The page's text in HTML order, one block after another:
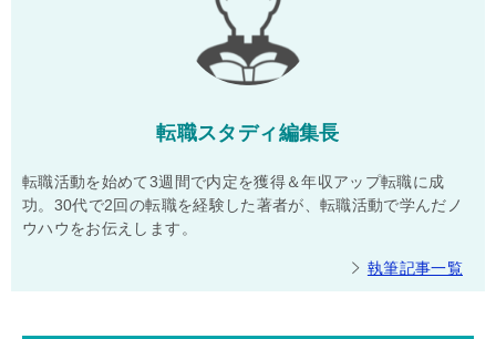
転職スタディ編集長
転職活動を始めて3週間で内定を獲得＆年収アップ転職に成
功。30代で2回の転職を経験した著者が、転職活動で学んだノ
ウハウをお伝えします。
執筆記事一覧